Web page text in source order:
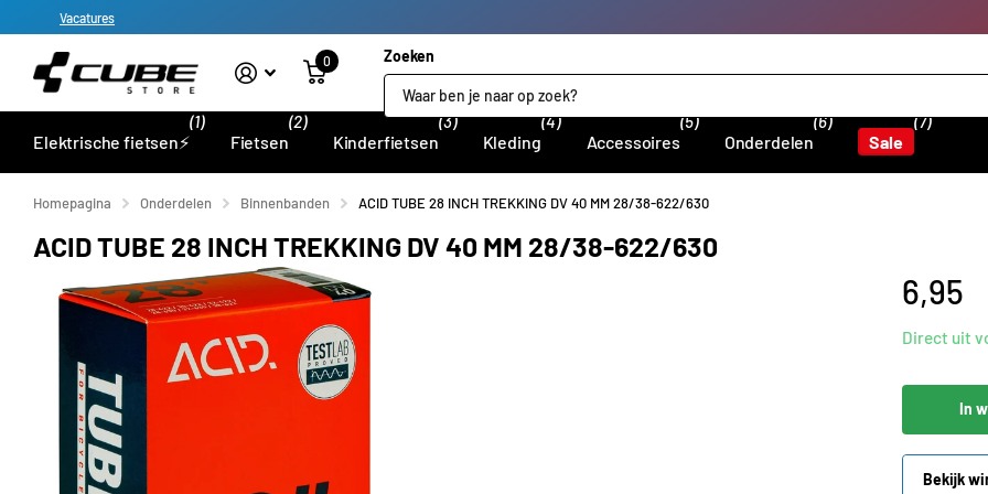
Vacatures
Zoeken
0
Elektrische fietsen⚡
(1)
Fietsen
(2)
Kinderfietsen
(3)
Kleding
(4)
Accessoires
(5)
Onderdelen
(6)
Sale
(7)
Homepagina Onderdelen Binnenbanden ACID TUBE 28 INCH TREKKING DV 40 MM 28/38-622/630
ACID TUBE 28 INCH TREKKING DV 40 MM 28/38-622/630
6,95
Direct uit
In
Bekijk